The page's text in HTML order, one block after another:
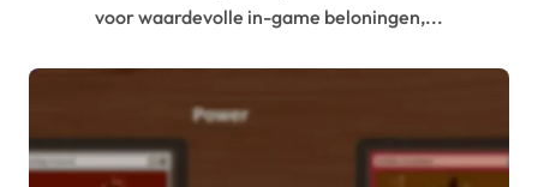
voor waardevolle in-game beloningen,...